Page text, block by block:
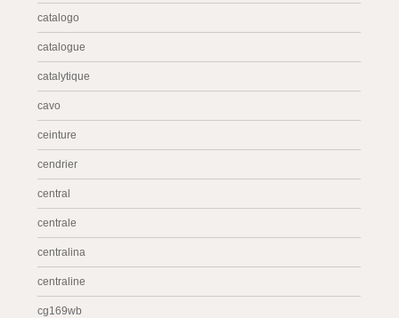
catalogo
catalogue
catalytique
cavo
ceinture
cendrier
central
centrale
centralina
centraline
cg169wb